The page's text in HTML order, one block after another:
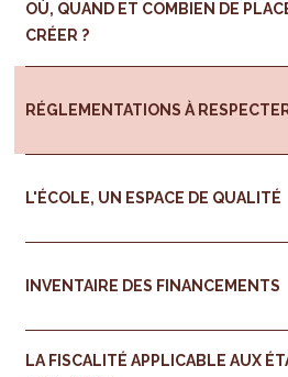
OÙ, QUAND ET COMBIEN DE
CRÉER ?
RÉGLEMENTATIONS À
L'ÉCOLE, UN ESPACE DE QUALITÉ
INVENTAIRE DES FINANCEMENTS
LA FISCALITÉ APPLICABLE AUX